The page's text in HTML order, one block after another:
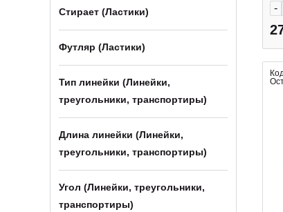
Стирает (Ластики)
Футляр (Ластики)
Тип линейки (Линейки,
треугольники, транспортиры)
Длина линейки (Линейки,
треугольники, транспортиры)
Угол (Линейки, треугольники,
транспортиры)
-